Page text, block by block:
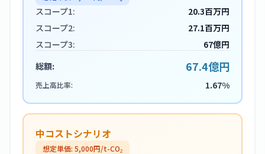
スコープ1:
20.3百万円
スコープ2:
27.1百万円
スコープ3:
67億円
総額:
67.4億円
売上高比率: 1.67%
中コストシナリオ
想定単価: 5,000円/t-CO₂